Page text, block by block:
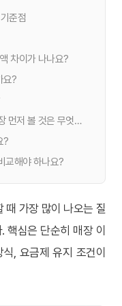
준점
차이가 나나요?
요?
순천에서 휴대폰 성지를 비교할 때 가장 먼저 볼 것은 무엇인가요?
?
교해야 하나요?
때 가장 많이 나오는 질
핵심은 단순히 매장 이
, 요금제 유지 조건이